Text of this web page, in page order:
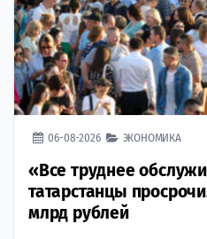
06-08-2026 ЭКОНОМИКА
«Все труднее
татарстанцы
млрд рублей